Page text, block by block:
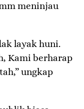
meninjau
layak huni.
Kami berharap
ungkap